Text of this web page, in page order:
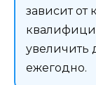
зависит от
увеличить
ежегодно.